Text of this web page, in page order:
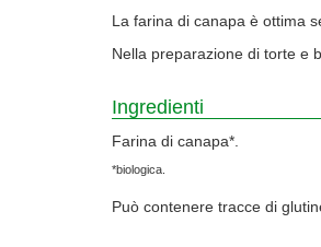
La farina di canapa è ottima
Nella preparazione di torte e
Ingredienti
Farina di canapa*.
*biologica.
Può contenere tracce di